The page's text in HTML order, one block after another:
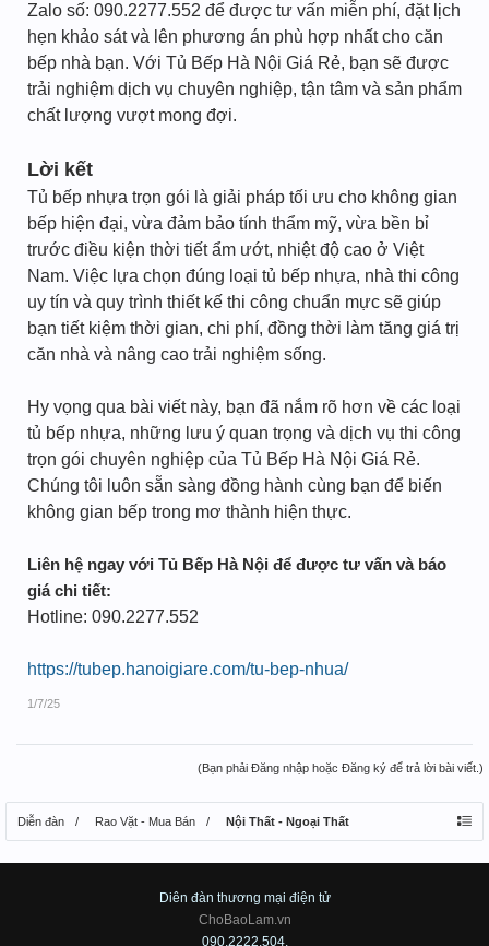
Zalo số: 090.2277.552 để được tư vấn miễn phí, đặt lịch
hẹn khảo sát và lên phương án phù hợp nhất cho căn
bếp nhà bạn. Với Tủ Bếp Hà Nội Giá Rẻ, bạn sẽ được
trải nghiệm dịch vụ chuyên nghiệp, tận tâm và sản phẩm
chất lượng vượt mong đợi.
Lời kết
Tủ bếp nhựa trọn gói là giải pháp tối ưu cho không gian
bếp hiện đại, vừa đảm bảo tính thẩm mỹ, vừa bền bỉ
trước điều kiện thời tiết ẩm ướt, nhiệt độ cao ở Việt
Nam. Việc lựa chọn đúng loại tủ bếp nhựa, nhà thi công
uy tín và quy trình thiết kế thi công chuẩn mực sẽ giúp
bạn tiết kiệm thời gian, chi phí, đồng thời làm tăng giá trị
căn nhà và nâng cao trải nghiệm sống.
Hy vọng qua bài viết này, bạn đã nắm rõ hơn về các loại
tủ bếp nhựa, những lưu ý quan trọng và dịch vụ thi công
trọn gói chuyên nghiệp của Tủ Bếp Hà Nội Giá Rẻ.
Chúng tôi luôn sẵn sàng đồng hành cùng bạn để biến
không gian bếp trong mơ thành hiện thực.
Liên hệ ngay với Tủ Bếp Hà Nội để được tư vấn và báo
giá chi tiết:
Hotline: 090.2277.552
https://tubep.hanoigiare.com/tu-bep-nhua/
1/7/25
(Bạn phải Đăng nhập hoặc Đăng ký để trả lời bài viết.)
Diễn đàn Rao Vặt - Mua Bán Nội Thất - Ngoại Thất
Diên đàn thương mại điện tử
ChoBaoLam.vn
090.2222.504.